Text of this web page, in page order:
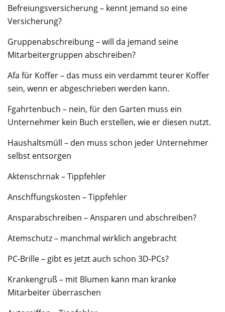
Befreiungsversicherung – kennt jemand so eine
Versicherung?
Gruppenabschreibung – will da jemand seine
Mitarbeitergruppen abschreiben?
Afa für Koffer – das muss ein verdammt teurer Koffer
sein, wenn er abgeschrieben werden kann.
Fgahrtenbuch – nein, für den Garten muss ein
Unternehmer kein Buch erstellen, wie er diesen nutzt.
Haushaltsmüll – den muss schon jeder Unternehmer
selbst entsorgen
Aktenschrnak – Tippfehler
Anschffungskosten – Tippfehler
Ansparabschreiben – Ansparen und abschreiben?
Atemschutz – manchmal wirklich angebracht
PC-Brille – gibt es jetzt auch schon 3D-PCs?
Krankengruß – mit Blumen kann man kranke
Mitarbeiter überraschen